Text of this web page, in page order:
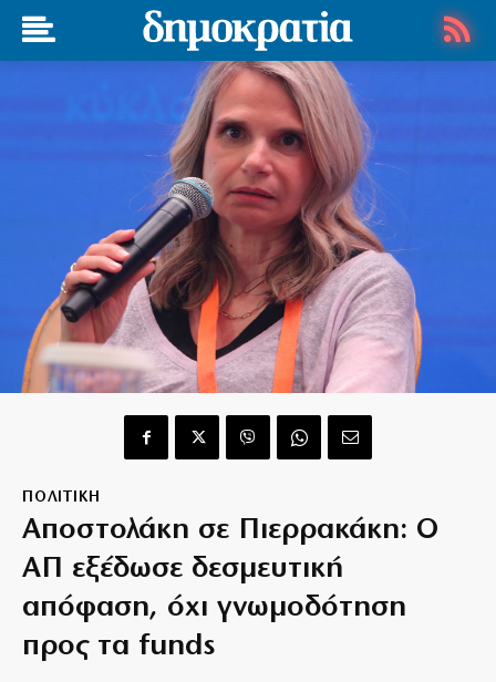
ΠΟΛΙΤΙΚΗ
Αποστολάκη σε Πιερρακάκη: Ο
ΑΠ εξέδωσε δεσμευτική
απόφαση, όχι γνωμοδότηση
προς τα funds